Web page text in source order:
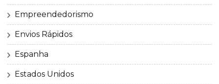
Empreendedorismo
Envios Rápidos
Espanha
Estados Unidos